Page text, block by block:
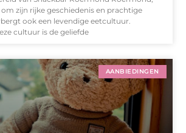
zijn rijke geschiedenis en prachtige
ook een levendige eetcultuur.
cultuur is de geliefde
AANBIEDINGEN